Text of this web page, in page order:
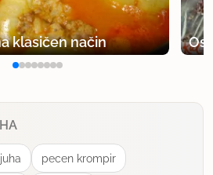
klasičen način
pecen krompir